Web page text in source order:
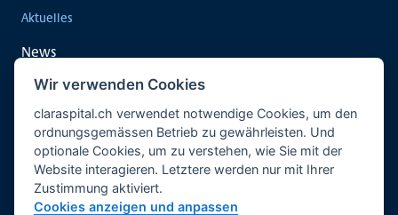
Aktuelles
News
Veranstaltungen
Unterstützen auch Sie
Klinische Forschung
Begegnungszentrum CURA
Wir verwenden Cookies
claraspital.ch verwendet notwendige Cookies, um den
ordnungsgemässen Betrieb zu gewährleisten. Und
optionale Cookies, um zu verstehen, wie Sie mit der
Website interagieren. Letztere werden nur mit Ihrer
Zustimmung aktiviert.
Cookies anzeigen und anpassen